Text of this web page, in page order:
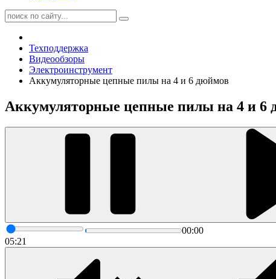
Техподдержка
Видеообзоры
Электроинструмент
Аккумуляторные цепные пилы на 4 и 6 дюймов
Аккумуляторные цепные пилы на 4 и 6
00:00
05:21